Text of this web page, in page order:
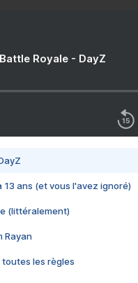
Royale - DayZ
13 ans (et vous l'avez ignoré)
(littéralement)
Rayan
toutes les règles